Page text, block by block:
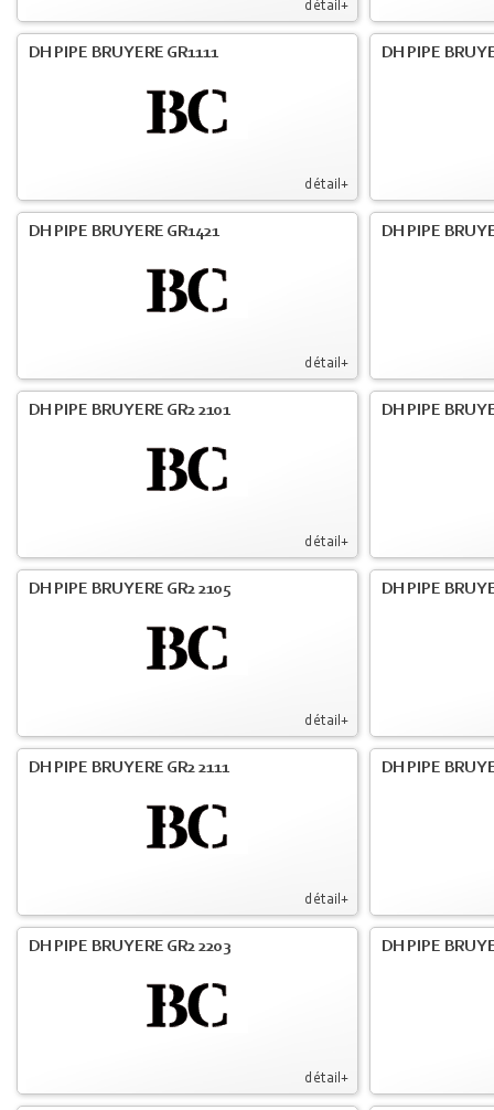
détail+
détail+
DH PIPE BRUYERE GR1111 DH PIPE
détail+
DH PIPE BRUYERE GR1421 DH PIPE
détail+
DH PIPE BRUYERE GR2 2101 DH PIPE
détail+
DH PIPE BRUYERE GR2 2105 DH PIPE
détail+
DH PIPE BRUYERE GR2 2111 DH PIPE
détail+
DH PIPE BRUYERE GR2 2203 DH PIPE